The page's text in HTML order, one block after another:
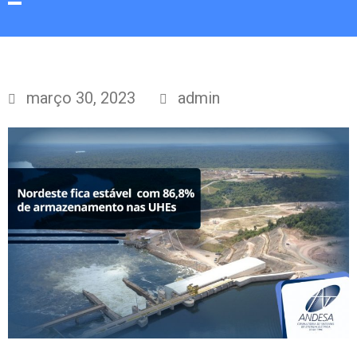
março 30, 2023 admin